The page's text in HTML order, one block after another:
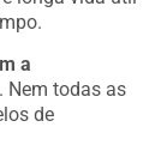
a
Nem todas as
de